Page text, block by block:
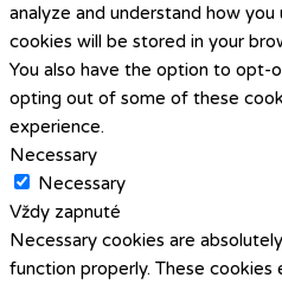
analyze and understand how
cookies will be stored in your
You also have the option to opt-
opting out of some of these
experience.
Necessary
Necessary
Vždy zapnuté
Necessary cookies are
function properly. These cookies